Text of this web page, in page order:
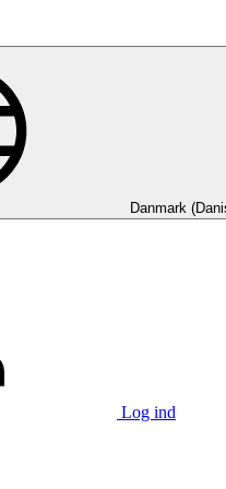
Danmark
Log ind